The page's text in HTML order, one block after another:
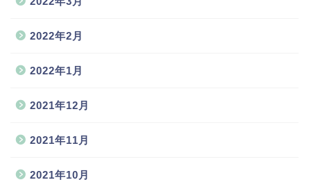
2022年2月
2022年1月
2021年12月
2021年11月
2021年10月